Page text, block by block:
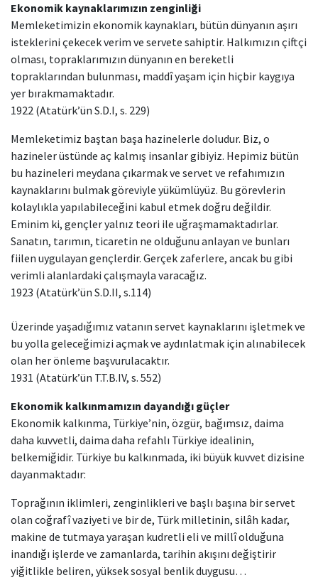
Ekonomik kaynaklarımızın zenginliği
Memleketimizin ekonomik kaynakları, bütün dünyanın aşırı
isteklerini çekecek verim ve servete sahiptir. Halkımızın çiftçi
olması, topraklarımızın dünyanın en bereketli
topraklarından bulunması, maddî yaşam için hiçbir kaygıya
yer bırakmamaktadır.
1922 (Atatürk’ün S.D.I, s. 229)
Memleketimiz baştan başa hazinelerle doludur. Biz, o
hazineler üstünde aç kalmış insanlar gibiyiz. Hepimiz bütün
bu hazineleri meydana çıkarmak ve servet ve refahımızın
kaynaklarını bulmak göreviyle yükümlüyüz. Bu görevlerin
kolaylıkla yapılabileceğini kabul etmek doğru değildir.
Eminim ki, gençler yalnız teori ile uğraşmamaktadırlar.
Sanatın, tarımın, ticaretin ne olduğunu anlayan ve bunları
fiilen uygulayan gençlerdir. Gerçek zaferlere, ancak bu gibi
verimli alanlardaki çalışmayla varacağız.
1923 (Atatürk’ün S.D.II, s.114)
Üzerinde yaşadığımız vatanın servet kaynaklarını işletmek ve
bu yolla geleceğimizi açmak ve aydınlatmak için alınabilecek
olan her önleme başvurulacaktır.
1931 (Atatürk’ün T.T.B.IV, s. 552)
Ekonomik kalkınmamızın dayandığı güçler
Ekonomik kalkınma, Türkiye’nin, özgür, bağımsız, daima
daha kuvvetli, daima daha refahlı Türkiye idealinin,
belkemiğidir. Türkiye bu kalkınmada, iki büyük kuvvet dizisine
dayanmaktadır:
Toprağının iklimleri, zenginlikleri ve başlı başına bir servet
olan coğrafî vaziyeti ve bir de, Türk milletinin, silâh kadar,
makine de tutmaya yaraşan kudretli eli ve millî olduğuna
inandığı işlerde ve zamanlarda, tarihin akışını değiştirir
yiğitlikle beliren, yüksek sosyal benlik duygusu…